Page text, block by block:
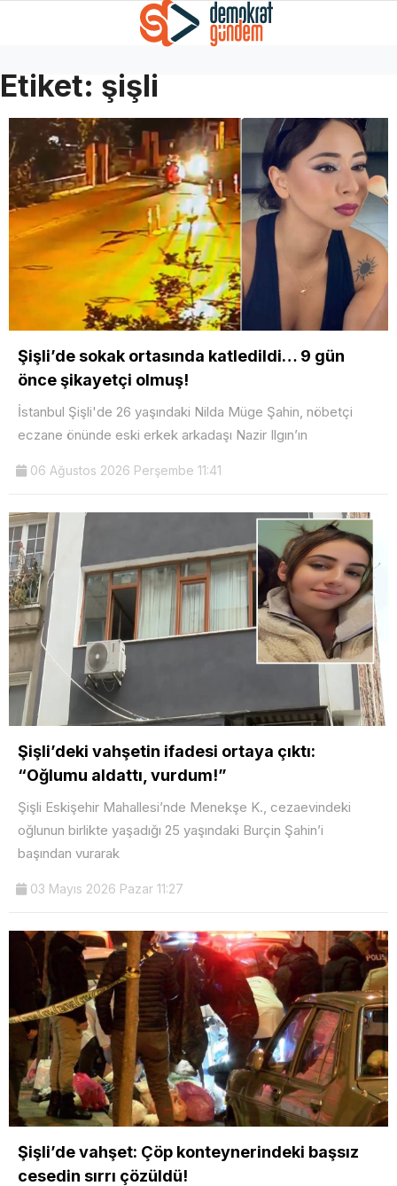
Etiket: şişli
Şişli’de sokak ortasında katledildi… 9 gün
önce şikayetçi olmuş!
İstanbul Şişli'de 26 yaşındaki Nilda Müge Şahin, nöbetçi
eczane önünde eski erkek arkadaşı Nazir Ilgın’ın
06 Ağustos 2026 Perşembe 11:41
Şişli’deki vahşetin ifadesi ortaya çıktı:
“Oğlumu aldattı, vurdum!”
Şişli Eskişehir Mahallesi’nde Menekşe K., cezaevindeki
oğlunun birlikte yaşadığı 25 yaşındaki Burçin Şahin’i
başından vurarak
03 Mayıs 2026 Pazar 11:27
Şişli’de vahşet: Çöp konteynerindeki başsız
cesedin sırrı çözüldü!